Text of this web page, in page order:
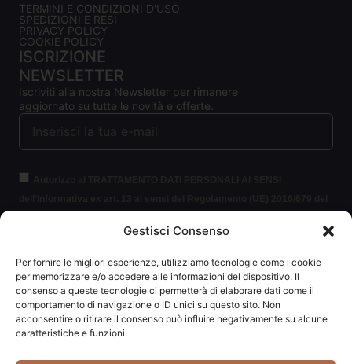
Gestisci Consenso
Per fornire le migliori esperienze, utilizziamo tecnologie come i cookie
per memorizzare e/o accedere alle informazioni del dispositivo. Il
consenso a queste tecnologie ci permetterà di elaborare dati come il
comportamento di navigazione o ID unici su questo sito. Non
acconsentire o ritirare il consenso può influire negativamente su alcune
caratteristiche e funzioni.
TERMINI E CONDIZIONI D'USO
SPEDIZIONI E RESI
PRIVACY POLICY
COOKIE POLICY
ISCRIZIONE
NEWSLETTER
Iscriviti alla nostra Newsletter per rimanere
aggiornato su tutte le novità e offerte.
protezione delle persone fisiche con riguardo al trattamento dei dati
informazioni.
ISCRIVITI ALLA NEWSLETTER